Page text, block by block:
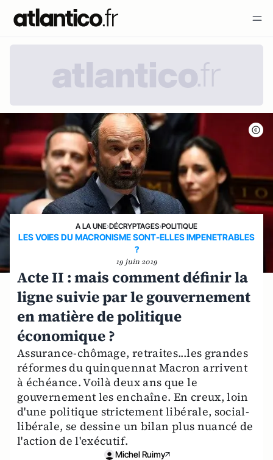
A LA UNE›DÉCRYPTAGES›POLITIQUE
LES VOIES DU MACRONISME SONT-ELLES IMPENETRABLES
?
19 juin 2019
Acte II : mais comment définir la
ligne suivie par le gouvernement
en matière de politique
économique ?
Assurance-chômage, retraites...les grandes
réformes du quinquennat Macron arrivent
à échéance. Voilà deux ans que le
gouvernement les enchaîne. En creux, loin
d'une politique strictement libérale, social-
libérale, se dessine un bilan plus nuancé de
l'action de l'exécutif.
Michel Ruimy